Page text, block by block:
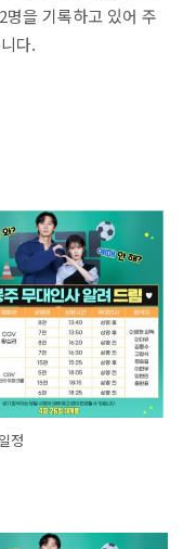
명을 기록하고 있어 주
다.
정